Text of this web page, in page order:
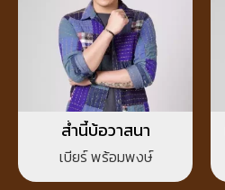
ส่ำนี้บ้อวาสนา
เบียร์ พร้อมพงษ์